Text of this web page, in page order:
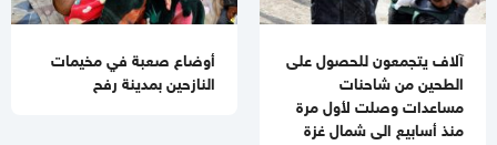
آلاف يتجمعون للحصول على
الطحين من شاحنات
مساعدات وصلت لأول مرة
منذ أسابيع الى شمال غزة
أوضاع صعبة في مخيمات
النازحين بمدينة رفح